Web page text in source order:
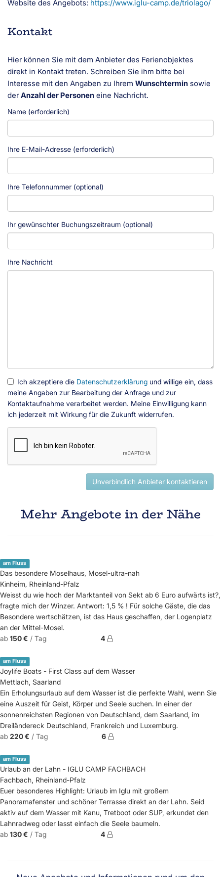
Website des Angebots: https://www.iglu-camp.de/triolago/
Kontakt
Hier können Sie mit dem Anbieter des Ferienobjektes
direkt in Kontakt treten. Schreiben Sie ihm bitte bei
Interesse mit den Angaben zu Ihrem Wunschtermin sowie
derAnzahl der Personen eine Nachricht.
Name (erforderlich)
Ihre E-Mail-Adresse (erforderlich)
Ihre Telefonnummer (optional)
Ihr gewünschter Buchungszeitraum (optional)
Ihre Nachricht
Ich akzeptiere die Datenschutzerklärung und willige ein, dass
meine Angaben zur Bearbeitung der Anfrage und zur
Kontaktaufnahme verarbeitet werden. Meine Einwilligung kann
ich jederzeit mit Wirkung für die Zukunft widerrufen.
Unverbindlich Anbieter kontaktieren
Mehr Angebote in der Nähe
am Fluss
Das besondere Moselhaus, Mosel-ultra-nah
Kinheim, Rheinland-Pfalz
Weisst du wie hoch der Marktanteil von Sekt ab 6 Euro aufwärts ist?,
fragte mich der Winzer. Antwort: 1,5 % ! Für solche Gäste, die das
Besondere wertschätzen, ist das Haus geschaffen, der Logenplatz
an der Mittel-Mosel.
ab 150 € / Tag 4
am Fluss
Joylife Boats - First Class auf dem Wasser
Mettlach, Saarland
Ein Erholungsurlaub auf dem Wasser ist die perfekte Wahl, wenn Sie
eine Auszeit für Geist, Körper und Seele suchen. In einer der
sonnenreichsten Regionen von Deutschland, dem Saarland, im
Dreiländereck Deutschland, Frankreich und Luxemburg.
ab 220 € / Tag 6
am Fluss
Urlaub an der Lahn - IGLU CAMP FACHBACH
Fachbach, Rheinland-Pfalz
Euer besonderes Highlight: Urlaub im Iglu mit großem
Panoramafenster und schöner Terrasse direkt an der Lahn. Seid
aktiv auf dem Wasser mit Kanu, Tretboot oder SUP, erkundet den
Lahnradweg oder lasst einfach die Seele baumeln.
ab 130 € / Tag 4